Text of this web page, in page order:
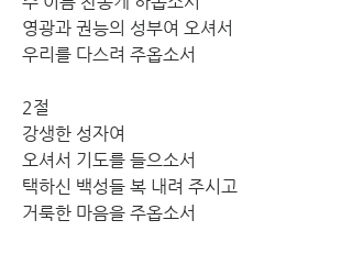
영광과 권능의 성부여 오셔서
우리를 다스려 주옵소서
2절
강생한 성자여
오셔서 기도를 들으소서
택하신 백성들 복 내려 주시고
거룩한 마음을 주옵소서